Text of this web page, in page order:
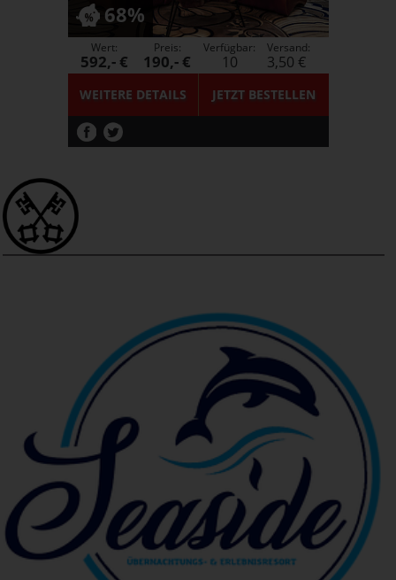
68%
WEITERE DETAILS JETZTBESTELLEN
Wert:
592,- €
Preis:
190,- €
Verfügbar:
10
Versand:
3,50 €